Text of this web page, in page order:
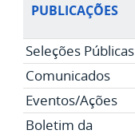
PUBLICAÇÕES
Seleções Públicas
Comunicados
Eventos/Ações
Boletim da